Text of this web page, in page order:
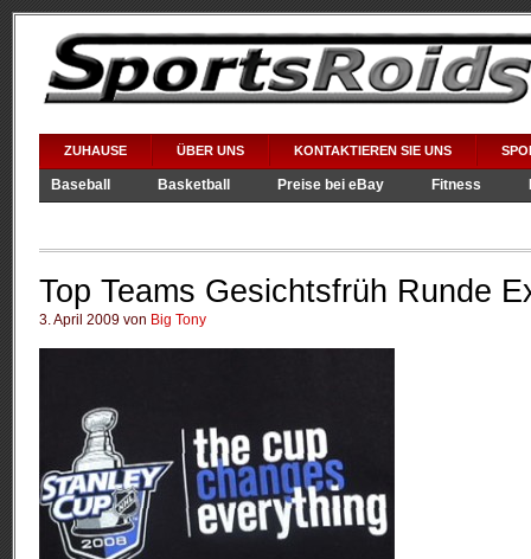
ZUHAUSE ÜBER UNS KONTAKTIEREN SIE UNS
Baseball Basketball Preise bei eBay Fitness
Top Teams Gesichtsfrüh Runde
3. April 2009 von Big Tony